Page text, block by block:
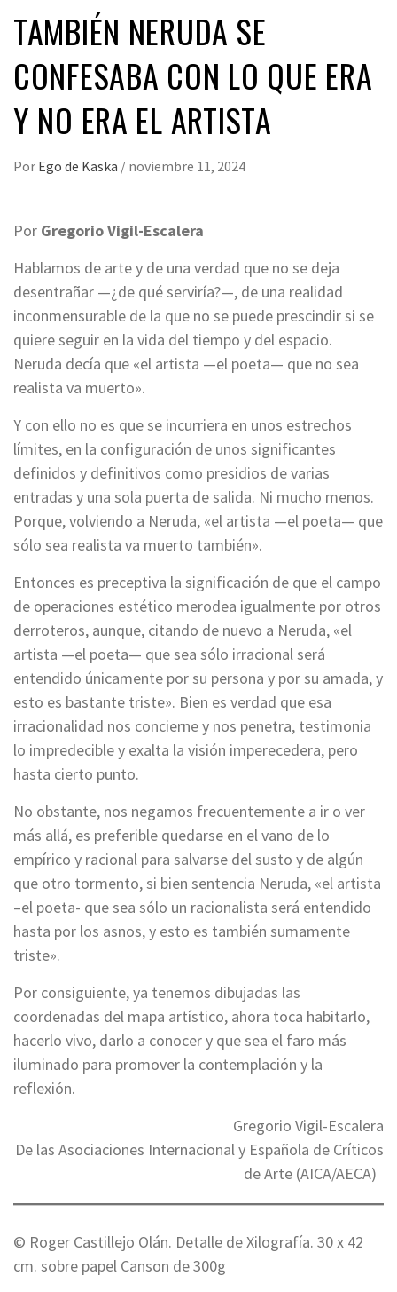
TAMBIÉN NERUDA SE
CONFESABA CON LO QUE ERA
Y NO ERA EL ARTISTA
Por Ego de Kaska / noviembre 11, 2024
Por Gregorio Vigil-Escalera
Hablamos de arte y de una verdad que no se deja
desentrañar —¿de qué serviría?—, de una realidad
inconmensurable de la que no se puede prescindir si se
quiere seguir en la vida del tiempo y del espacio.
Neruda decía que «el artista —el poeta— que no sea
realista va muerto».
Y con ello no es que se incurriera en unos estrechos
límites, en la configuración de unos significantes
definidos y definitivos como presidios de varias
entradas y una sola puerta de salida. Ni mucho menos.
Porque, volviendo a Neruda, «el artista —el poeta— que
sólo sea realista va muerto también».
Entonces es preceptiva la significación de que el campo
de operaciones estético merodea igualmente por otros
derroteros, aunque, citando de nuevo a Neruda, «el
artista —el poeta— que sea sólo irracional será
entendido únicamente por su persona y por su amada, y
esto es bastante triste». Bien es verdad que esa
irracionalidad nos concierne y nos penetra, testimonia
lo impredecible y exalta la visión imperecedera, pero
hasta cierto punto.
No obstante, nos negamos frecuentemente a ir o ver
más allá, es preferible quedarse en el vano de lo
empírico y racional para salvarse del susto y de algún
que otro tormento, si bien sentencia Neruda, «el artista
–el poeta- que sea sólo un racionalista será entendido
hasta por los asnos, y esto es también sumamente
triste».
Por consiguiente, ya tenemos dibujadas las
coordenadas del mapa artístico, ahora toca habitarlo,
hacerlo vivo, darlo a conocer y que sea el faro más
iluminado para promover la contemplación y la
reflexión.
Gregorio Vigil-Escalera
De las Asociaciones Internacional y Española de Críticos
de Arte (AICA/AECA)
© Roger Castillejo Olán. Detalle de Xilografía. 30 x 42
cm. sobre papel Canson de 300g